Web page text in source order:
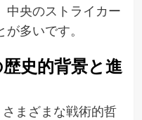
中央のストライカー
多いです。
史的背景と進
まざまな戦術的哲